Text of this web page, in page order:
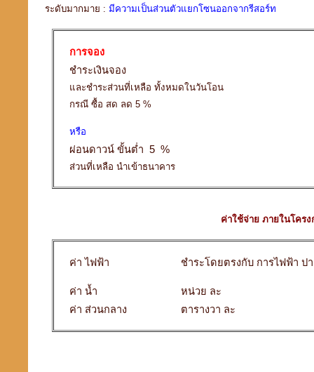
ระดับมากมาย : มีความเป็นส่วนตัวแยกโซนออกจากรีสอร์ท
การจอง
ชำระเงินจอง
และชำระส่วนที่เหลือ ทั้งหมดในวันโอน
กรณี ซื้อ สด ลด 5 %
หรือ
ผ่อนดาวน์ ขั้นต่ำ 5 %
ส่วนที่เหลือ นำเข้าธนาคาร
ค่าใช้จ่าย ภายในโครง
ค่า ไฟฟ้า ชำระโดยตรงกับ การไฟฟ้า ป
ค่า น้ำ
หน่วย ละ
ค่า ส่วนกลาง
ตารางวา ละ